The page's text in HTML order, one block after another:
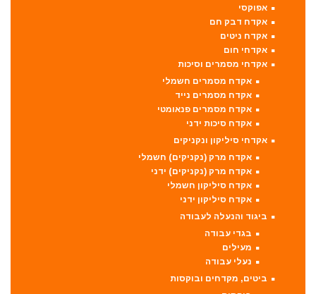
אפוקסי
אקדח דבק חם
אקדח ניטים
אקדחי חום
אקדחי מסמרים וסיכות
אקדח מסמרים חשמלי
אקדח מסמרים נייד
אקדח מסמרים פנאומטי
אקדח סיכות ידני
אקדחי סיליקון ונקניקים
אקדח מרק (נקניקים) חשמלי
אקדח מרק (נקניקים) ידני
אקדח סיליקון חשמלי
אקדח סיליקון ידני
ביגוד והנעלה לעבודה
בגדי עבודה
מעילים
נעלי עבודה
ביטים, מקדחים ובוקסות